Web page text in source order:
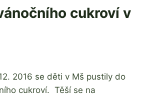
cukroví v
2016 se děti v Mš pustily do
cukroví. Těší se na